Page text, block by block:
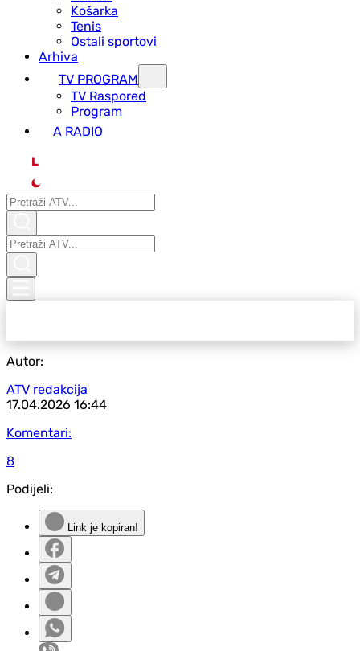
Košarka
Tenis
Ostali sportovi
Arhiva
TV PROGRAM
ТV Raspored
Program
A RADIO
L
Autor:
ATV redakcija
17.04.2026 16:44
Komentari:
8
Podijeli:
Link je kopiran!